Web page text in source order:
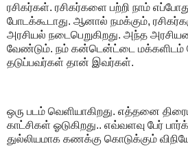
ரசிகர்கள். ரசிகர்களை பற்றி நாம்
போடக்கூடாது. ஆனால் நமக்கும்,
அரசியல் நடைபெறுகிறது. அந்த
வேண்டும். நம் கன்டென்ட்டை மக்களிடம்
தடுப்பவர்கள் தான் இவர்கள்.
ஒரு படம் வெளியாகிறது. எத்தனை
காட்சிகள் ஓடுகிறது.. எவ்வளவு பேர்
துல்லியமாக கணக்கு கொடுக்கும்